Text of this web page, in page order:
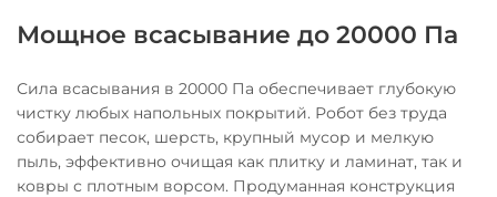
Мощное всасывание до 20000 Па
Сила всасывания в 20000 Па обеспечивает глубокую
чистку любых напольных покрытий. Робот без труда
собирает песок, шерсть, крупный мусор и мелкую
пыль, эффективно очищая как плитку и ламинат, так и
ковры с плотным ворсом. Продуманная конструкция